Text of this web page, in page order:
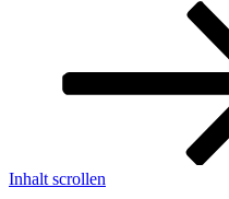
Inhalt scrollen